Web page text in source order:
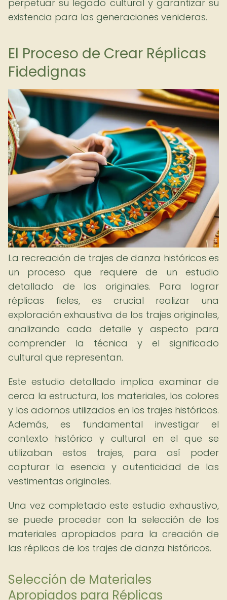
perpetuar su legado cultural y garantizar su
existencia para las generaciones venideras.
El Proceso de Crear Réplicas
Fidedignas
La recreación de trajes de danza históricos es
un proceso que requiere de un estudio
detallado de los originales. Para lograr
réplicas fieles, es crucial realizar una
exploración exhaustiva de los trajes originales,
analizando cada detalle y aspecto para
comprender la técnica y el significado
cultural que representan.
Este estudio detallado implica examinar de
cerca la estructura, los materiales, los colores
y los adornos utilizados en los trajes históricos.
Además, es fundamental investigar el
contexto histórico y cultural en el que se
utilizaban estos trajes, para así poder
capturar la esencia y autenticidad de las
vestimentas originales.
Una vez completado este estudio exhaustivo,
se puede proceder con la selección de los
materiales apropiados para la creación de
las réplicas de los trajes de danza históricos.
Selección de Materiales
Apropiados para Réplicas